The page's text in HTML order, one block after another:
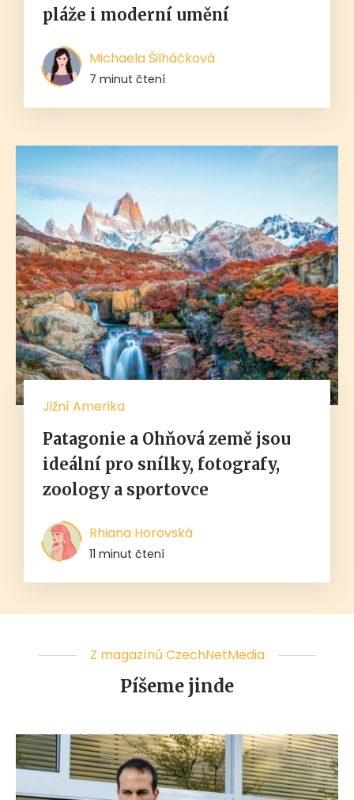
pláže i moderní umění
Michaela Šilháčková
7 minut čtení
Jižní Amerika
Patagonie a Ohňová země jsou
ideální pro snílky, fotografy,
zoology a sportovce
Rhiana Horovská
11 minut čtení
Z magazínů CzechNetMedia
Píšeme jinde